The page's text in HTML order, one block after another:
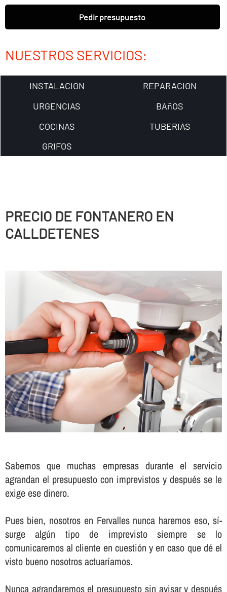
Pedir presupuesto
NUESTROS SERVICIOS:
INSTALACION
REPARACION
URGENCIAS
BAñOS
COCINAS
TUBERIAS
GRIFOS
PRECIO DE FONTANERO EN
CALLDETENES
Sabemos que muchas empresas durante el servicio
agrandan el presupuesto con imprevistos y después se le
exige ese dinero.
Pues bien, nosotros en Fervalles nunca haremos eso, sí­
surge algún tipo de imprevisto siempre se lo
comunicaremos al cliente en cuestión y en caso que dé el
visto bueno nosotros actuarí­amos.
Nunca agrandaremos el presupuesto sin avisar y después